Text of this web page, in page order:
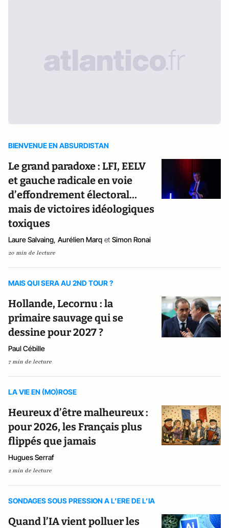
BIENVENUE EN ABSURDISTAN
Le grand paradoxe : LFI, EELV
et gauche radicale en voie
d’effondrement électoral…
mais de victoires idéologiques
toxiques
Laure Salvaing, Aurélien Marq et Simon Ronai
20 min de lecture
MAIS QUI SERA AU 2ND TOUR ?
Hollande, Lecornu : la
primaire sauvage qui se
dessine pour 2027 ?
Paul Cébille
7 min de lecture
LA VIE EN (MO)ROSE
Heureux d’être malheureux :
pour 2026, les Français plus
flippés que jamais
Hugues Serraf
2 min de lecture
SONDAGES SOUS PRESSION A L’ERE DE L’IA
Quand l’IA vient polluer les